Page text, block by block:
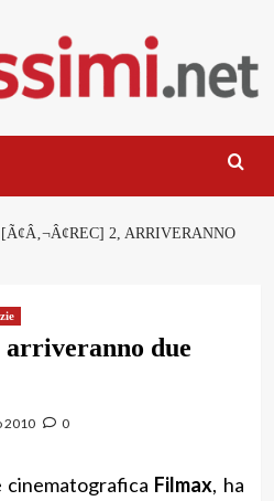
[Ã¢Â‚¬Â¢REC] 2, ARRIVERANNO
arriveranno due
2010 0
cinematografica Filmax, ha